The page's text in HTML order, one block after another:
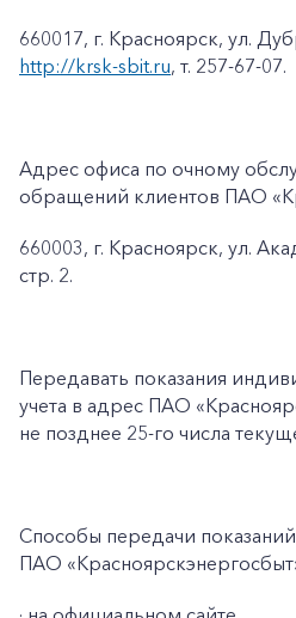
660017, г. Красноярск, ул.
http://krsk-sbit.ru, т. 257-67-07.
Адрес офиса по очному
обращений клиентов ПАО
660003, г. Красноярск, ул.
стр. 2.
Передавать показания
учета в адрес ПАО
не позднее 25-го числа
Способы передачи
ПАО